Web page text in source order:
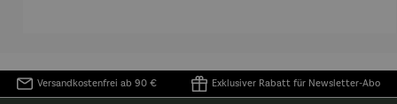
Versandkostenfrei ab 90 € Exklusiver Rabatt für Newsletter-Abo